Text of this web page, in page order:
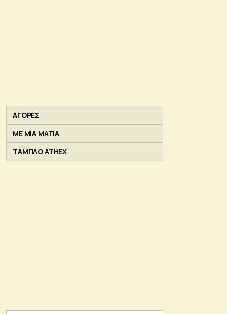
ΑΓΟΡΕΣ
ΜΕ ΜΙΑ ΜΑΤΙΑ
ΤΑΜΠΛΟ ATHEX